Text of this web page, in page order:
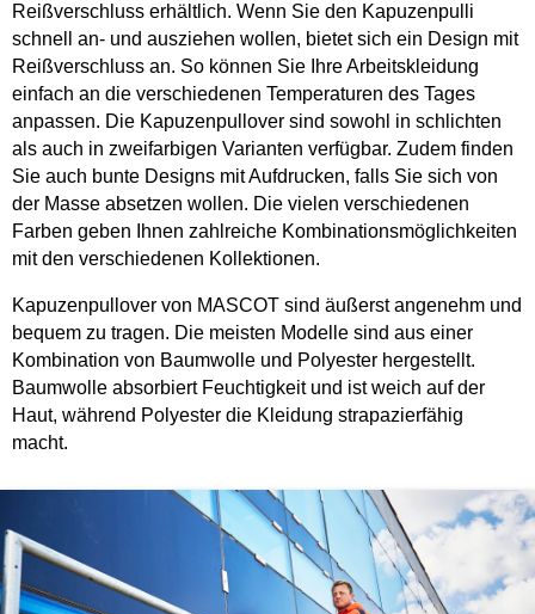
Reißverschluss erhältlich. Wenn Sie den Kapuzenpulli
schnell an- und ausziehen wollen, bietet sich ein Design mit
Reißverschluss an. So können Sie Ihre Arbeitskleidung
einfach an die verschiedenen Temperaturen des Tages
anpassen. Die Kapuzenpullover sind sowohl in schlichten
als auch in zweifarbigen Varianten verfügbar. Zudem finden
Sie auch bunte Designs mit Aufdrucken, falls Sie sich von
der Masse absetzen wollen. Die vielen verschiedenen
Farben geben Ihnen zahlreiche Kombinationsmöglichkeiten
mit den verschiedenen Kollektionen.
Kapuzenpullover von MASCOT sind äußerst angenehm und
bequem zu tragen. Die meisten Modelle sind aus einer
Kombination von Baumwolle und Polyester hergestellt.
Baumwolle absorbiert Feuchtigkeit und ist weich auf der
Haut, während Polyester die Kleidung strapazierfähig
macht.